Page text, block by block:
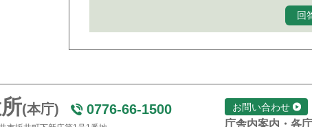
(本庁) 0776-66-1500 お問い合わせ
庁舎内案内・各